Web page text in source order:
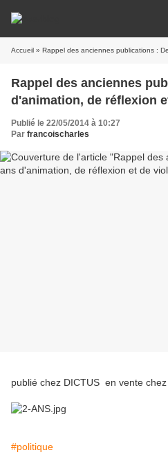
Accueil » Rappel des anciennes publications : Deux ans
Rappel des anciennes
d'animation, de réflexion
Publié le 22/05/2014 à 10:27
Par francoischarles
publié chez DICTUS en vente chez
#politique